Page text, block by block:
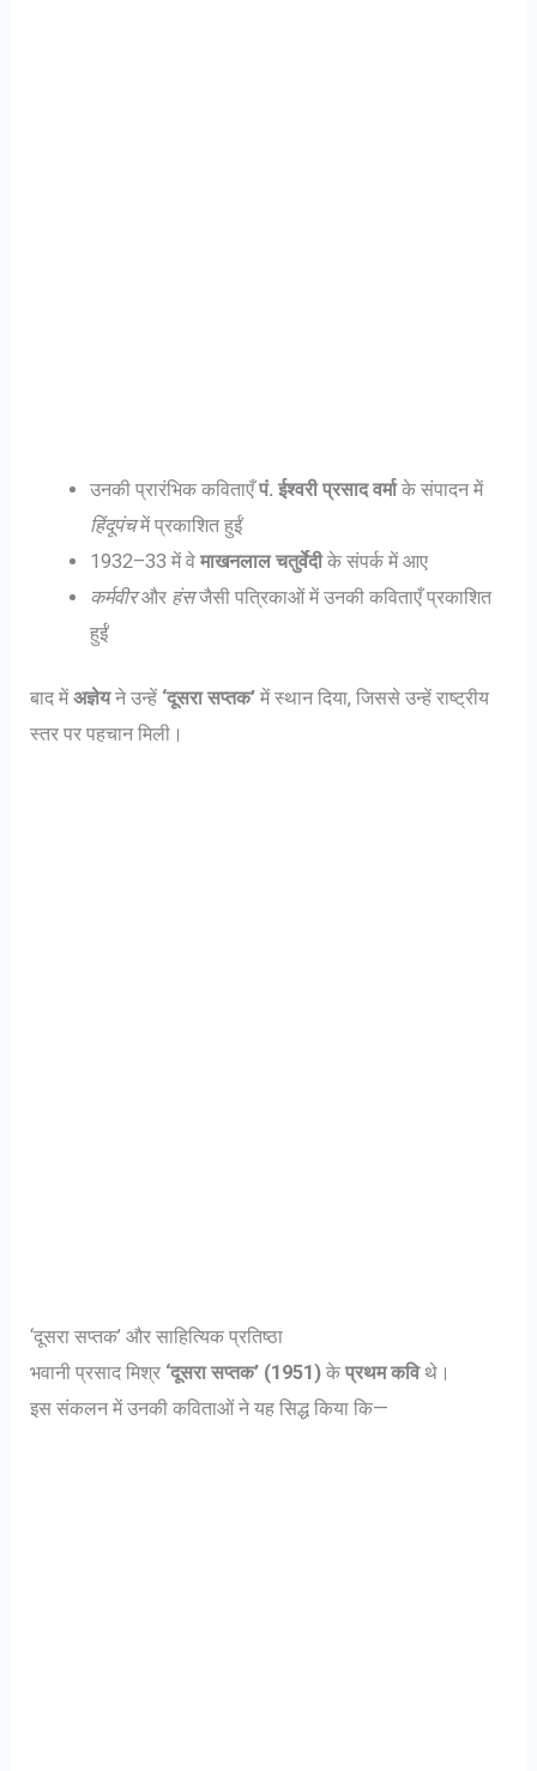
उनकी प्रारंभिक कविताएँपं. ईश्वरी प्रसाद वर्माके संपादन में
हिंदूपंचमें प्रकाशित हुईं
1932–33 में वे माखनलाल चतुर्वेदीके संपर्क में आए
कर्मवीरऔर हंसजैसी पत्रिकाओं में उनकी कविताएँ प्रकाशित
हुईं
बाद मेंअज्ञेयने उन्हें ‘दूसरा सप्तक’ में स्थान दिया, जिससे उन्हें राष्ट्रीय
स्तर पर पहचान मिली।
‘दूसरा सप्तक’ और साहित्यिक प्रतिष्ठा
भवानी प्रसाद मिश्र ‘दूसरा सप्तक’ (1951) केप्रथम कविथे।
इस संकलन में उनकी कविताओं ने यह सिद्ध किया कि—